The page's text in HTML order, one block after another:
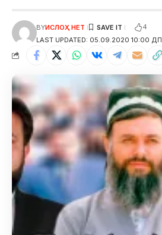
LAST UPDATED: 05.09.2020 10:00 ДП
BYИСЛОҲ НЕТ 4